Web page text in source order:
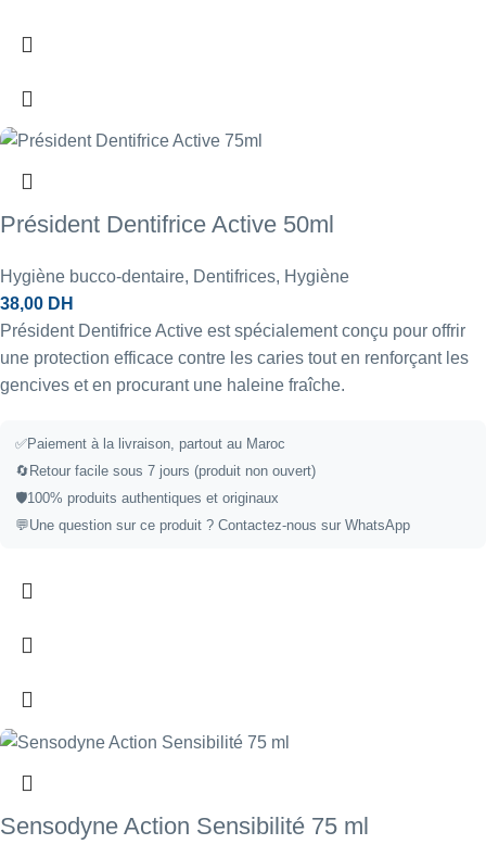
Président Dentifrice Active 50ml
Hygiène bucco-dentaire, Dentifrices, Hygiène
38,00 DH
Président Dentifrice Active est spécialement conçu pour offrir
une protection efficace contre les caries tout en renforçant les
gencives et en procurant une haleine fraîche.
✅Paiement à la livraison, partout au Maroc
🔄 Retour facile sous 7 jours (produit non ouvert)
🛡️100% produits authentiques et originaux
💬Une question sur ce produit ? Contactez-nous sur WhatsApp
Sensodyne Action Sensibilité 75 ml